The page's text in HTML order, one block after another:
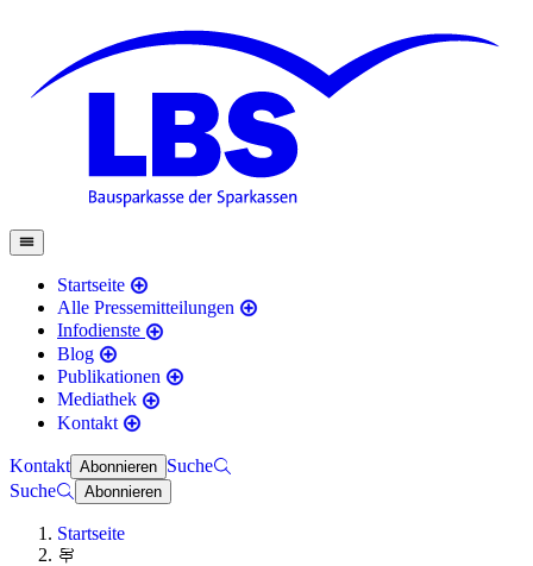
Startseite
Alle Pressemitteilungen
Infodienste
Blog
Publikationen
Mediathek
Kontakt
Kontakt Abonnieren Suche
Suche
Abonnieren
Startseite